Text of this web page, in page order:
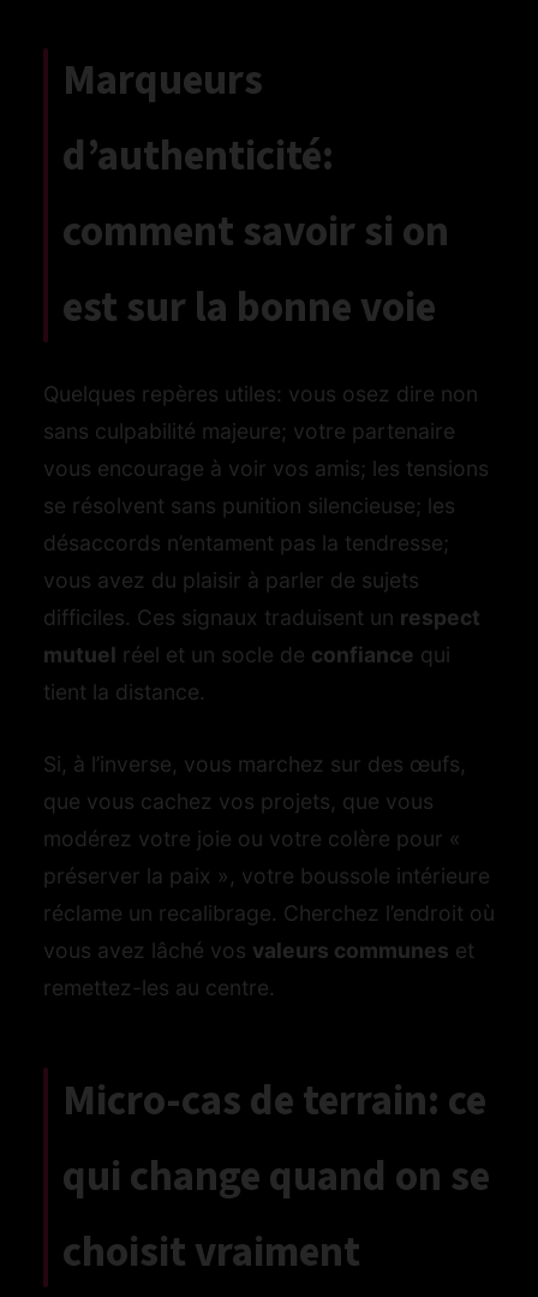
Marqueurs
d’authenticité:
comment savoir si on
est sur la bonne voie
Quelques repères utiles: vous osez dire non
sans culpabilité majeure; votre partenaire
vous encourage à voir vos amis; les tensions
se résolvent sans punition silencieuse; les
désaccords n’entament pas la tendresse;
vous avez du plaisir à parler de sujets
difficiles. Ces signaux traduisent un respect
mutuel réel et un socle de confiance qui
tient la distance.
Si, à l’inverse, vous marchez sur des œufs,
que vous cachez vos projets, que vous
modérez votre joie ou votre colère pour «
préserver la paix », votre boussole intérieure
réclame un recalibrage. Cherchez l’endroit où
vous avez lâché vos valeurs communes et
remettez-les au centre.
Micro-cas de terrain: ce
qui change quand on se
choisit vraiment